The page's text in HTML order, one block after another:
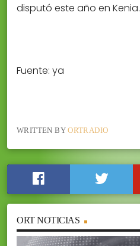
disputó este año en Kenia.
Fuente: ya
WRITTEN BYORTRADIO
ORT NOTICIAS